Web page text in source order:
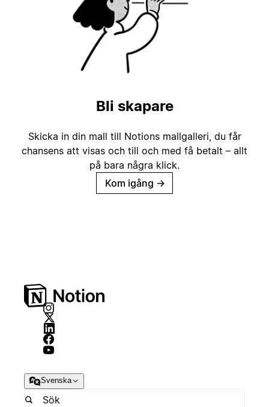
Bli skapare
Skicka in din mall till Notions mallgalleri, du får
chansens att visas och till och med få betalt – allt
på bara några klick.
Kom igång →
Svenska